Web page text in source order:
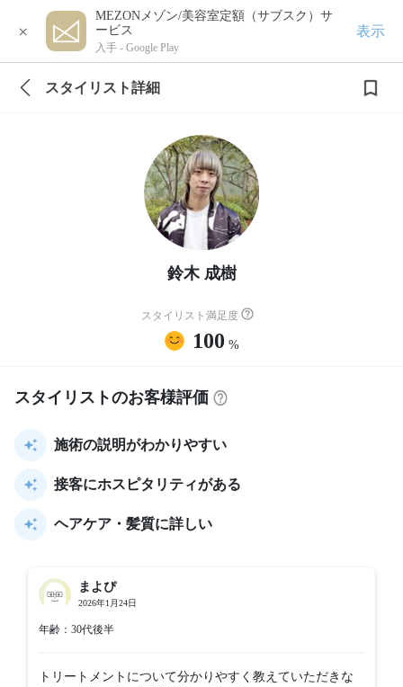
×
MEZONメゾン/美容室定額（サブスク）サ
ービス
入手 - Google Play
表示
スタイリスト詳細
鈴木 成樹
スタイリスト満足度
100 %
スタイリストのお客様評価
施術の説明がわかりやすい
接客にホスピタリティがある
ヘアケア・髪質に詳しい
まよぴ
2026年1月24日
年齢：30代後半
トリートメントについて分かりやすく教えていただきな